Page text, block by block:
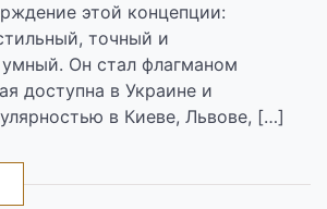
этой концепции:
точный и
умный. Он стал флагманом
доступна в Украине и
в Киеве, Львове, […]